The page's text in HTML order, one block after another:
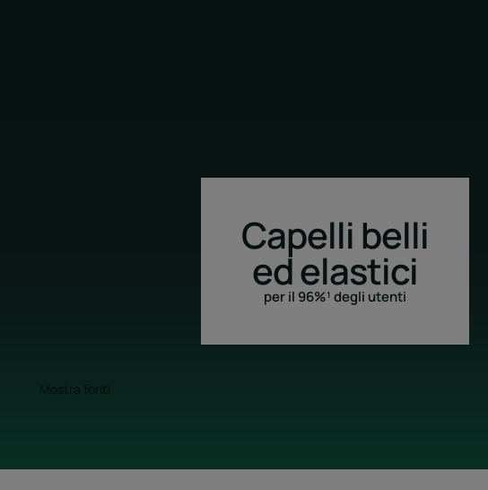
Capelli belli
ed elastici
per il 96%¹ degli utenti
Mostra fonti